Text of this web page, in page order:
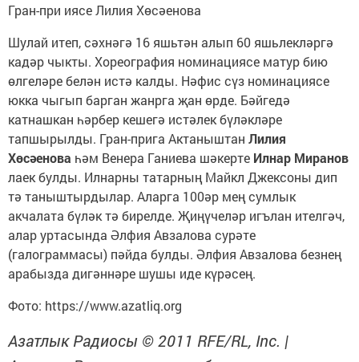
Гран-при иясе Лилия Хөсәенова
Шулай итеп, сәхнәгә 16 яшьтән алып 60 яшьлекләргә
кадәр чыкты. Хореография номинациясе матур бию
өлгеләре белән истә калды. Нәфис сүз номинациясе
юкка чыгып барган жанрга җан өрде. Бәйгедә
катнашкан һәрбер кешегә истәлек бүләкләре
тапшырылды. Гран-прига Актаныштан Лилия
Хөсәенова һәм Венера Ганиева шәкерте Илнар Миранов
лаек булды. Илнарны татарның Майкл Джексоны дип
тә таныштырдылар. Аларга 100әр мең сумлык
акчалата бүләк тә бирелде. Җиңүчеләр игълан ителгәч,
алар уртасында Әлфия Авзалова сурәте
(галограммасы) пәйда булды. Әлфия Авзалова безнең
арабызда дигәннәре шушы иде күрәсең.
Фото: https://www.azatliq.org
Азатлык Радиосы © 2011 RFE/RL, Inc. |